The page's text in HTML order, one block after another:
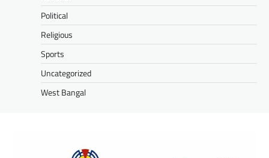
Political
Religious
Sports
Uncategorized
West Bangal